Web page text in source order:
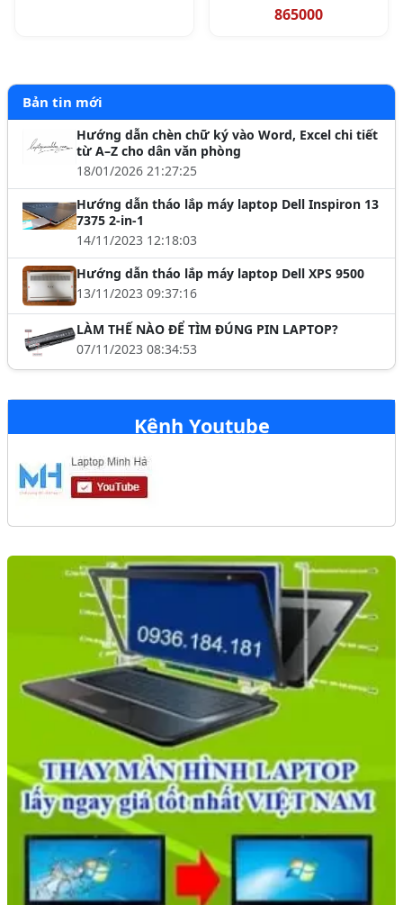
865000
Bản tin mới
Hướng dẫn chèn chữ ký vào Word, Excel chi tiết
từ A–Z cho dân văn phòng
18/01/2026 21:27:25
Hướng dẫn tháo lắp máy laptop Dell Inspiron 13
7375 2-in-1
14/11/2023 12:18:03
Hướng dẫn tháo lắp máy laptop Dell XPS 9500
13/11/2023 09:37:16
LÀM THẾ NÀO ĐỂ TÌM ĐÚNG PIN LAPTOP?
07/11/2023 08:34:53
Kênh Youtube